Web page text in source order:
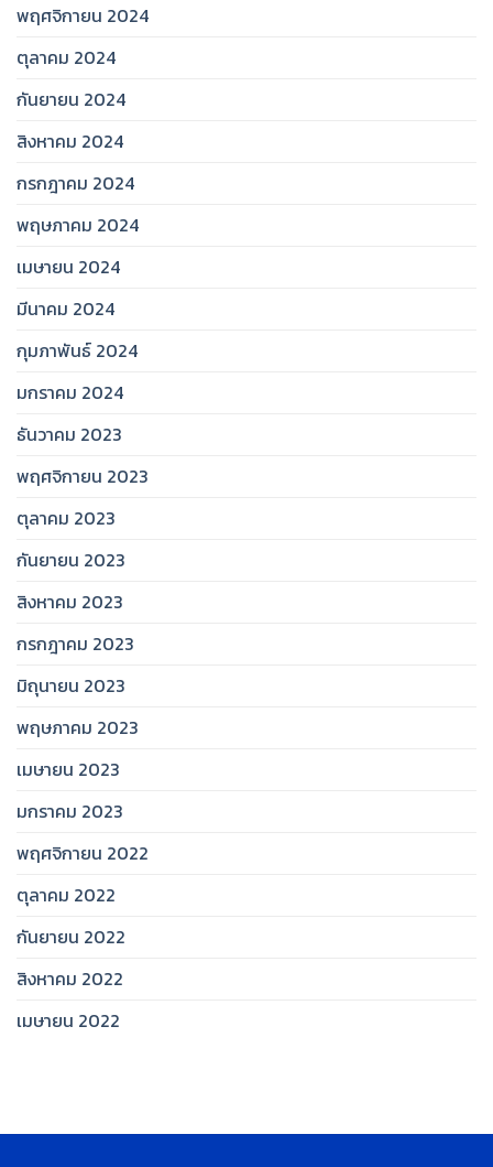
พฤศจิกายน 2024
ตุลาคม 2024
กันยายน 2024
สิงหาคม 2024
กรกฎาคม 2024
พฤษภาคม 2024
เมษายน 2024
มีนาคม 2024
กุมภาพันธ์ 2024
มกราคม 2024
ธันวาคม 2023
พฤศจิกายน 2023
ตุลาคม 2023
กันยายน 2023
สิงหาคม 2023
กรกฎาคม 2023
มิถุนายน 2023
พฤษภาคม 2023
เมษายน 2023
มกราคม 2023
พฤศจิกายน 2022
ตุลาคม 2022
กันยายน 2022
สิงหาคม 2022
เมษายน 2022